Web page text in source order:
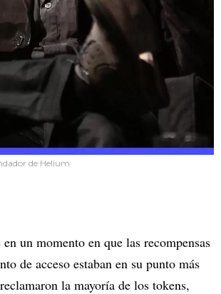
de Helium
un momento en que las recompensas
de acceso estaban en su punto más
la mayoría de los tokens,